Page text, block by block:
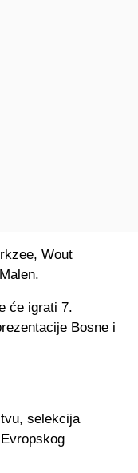
Wout
će igrati 7.
Bosne i
selekcija